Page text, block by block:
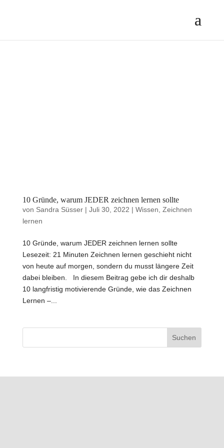
10 Gründe, warum JEDER zeichnen lernen sollte
von Sandra Süsser| Juli 30, 2022 | Wissen Zeichnen
lernen
10 Gründe, warum JEDER zeichnen lernen sollte
Lesezeit: 21 Minuten Zeichnen lernen geschieht nicht
von heute auf morgen, sondern du musst längere Zeit
dabei bleiben. In diesem Beitrag gebe ich dir deshalb
10 langfristig motivierende Gründe, wie das Zeichnen
Lernen –...